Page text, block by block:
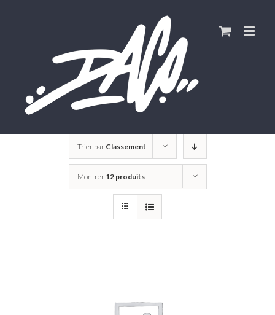
Trier par Classement
Montrer 12 produits